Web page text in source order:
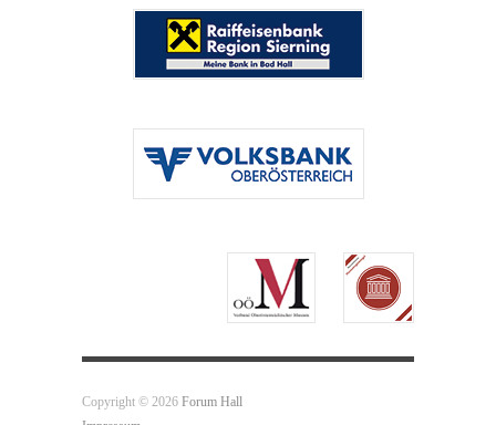
Copyright © 2026 Forum Hall